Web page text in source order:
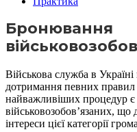
Бронювання
Військова служба в Україні
дотримання певних
найважливіших процедур
військовозобов’язаних, що
інтереси цієї категорії